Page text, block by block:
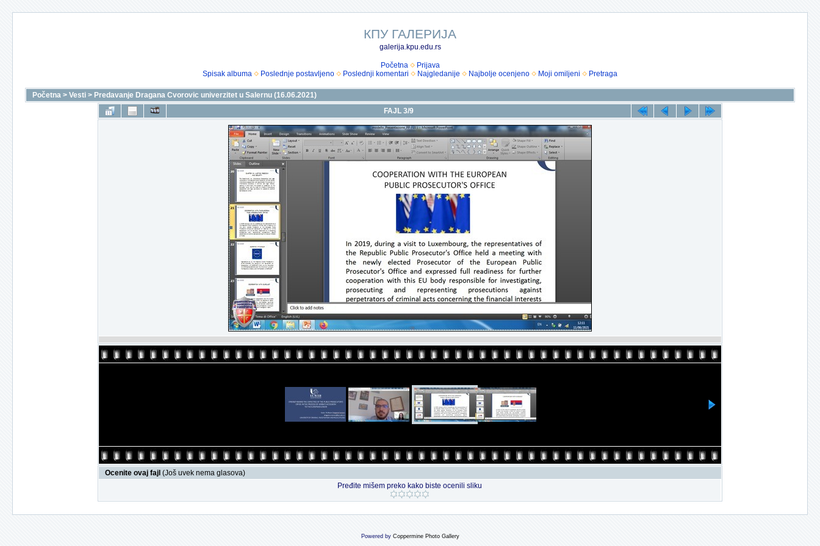
КПУ ГАЛЕРИЈА
galerija.kpu.edu.rs
Početna
Prijava
Spisak albuma
Poslednje postavljeno Poslednji komentari Najgledanije Najbolje ocenjeno Moji omiljeni Pretraga
Početna > Vesti > Predavanje Dragana Cvorovic univerzitet u Salernu (16.06.2021)
FAJL 3/9
Ocenite ovaj fajl (Još uvek nema glasova)
Pređite mišem preko kako biste ocenili sliku
Powered by Coppermine Photo Gallery